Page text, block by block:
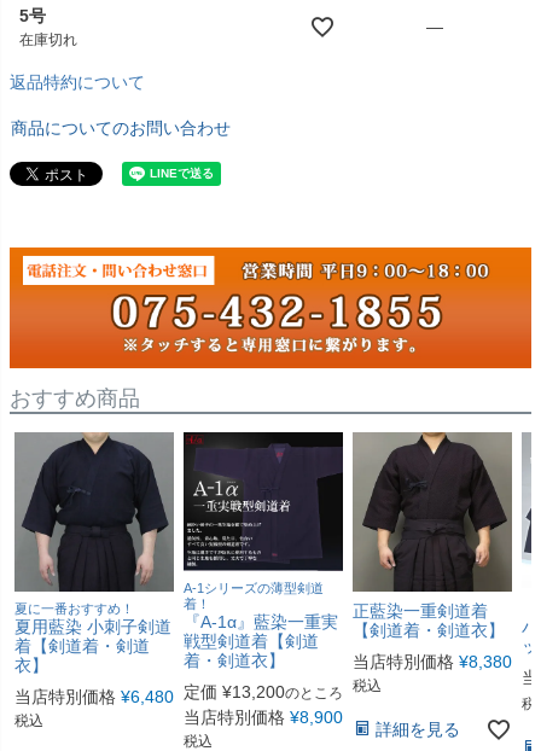
5号
在庫切れ
—
返品特約について
商品についてのお問い合わせ
おすすめ商品
夏に一番おすすめ！
夏用藍染 小刺子剣道
着【剣道着・剣道
衣】
当店特別価格 ¥6,480
税込
A-1シリーズの薄型剣道
着！
『A-1α』藍染一重実
戦型剣道着【剣道
着・剣道衣】
定価 ¥13,200のところ
当店特別価格 ¥8,900
税込
正藍染一重剣道着
【剣道着・剣道衣】
当店特別価格 ¥8,380
税込
詳細を見る
税